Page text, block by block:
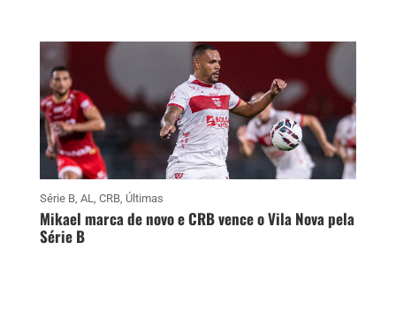
Série B, AL, CRB, Últimas
Mikael marca de novo e CRB vence o Vila Nova pela
Série B